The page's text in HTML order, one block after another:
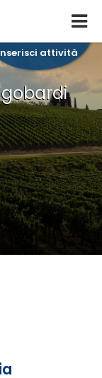
attività